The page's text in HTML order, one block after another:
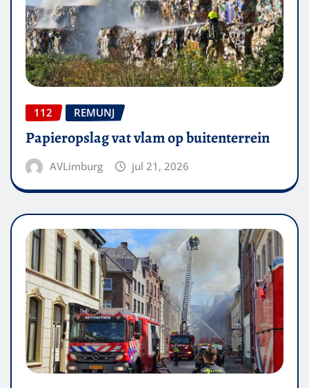
112 REMUNJ
Papieropslag vat vlam op buitenterrein
AVLimburg jul 21, 2026